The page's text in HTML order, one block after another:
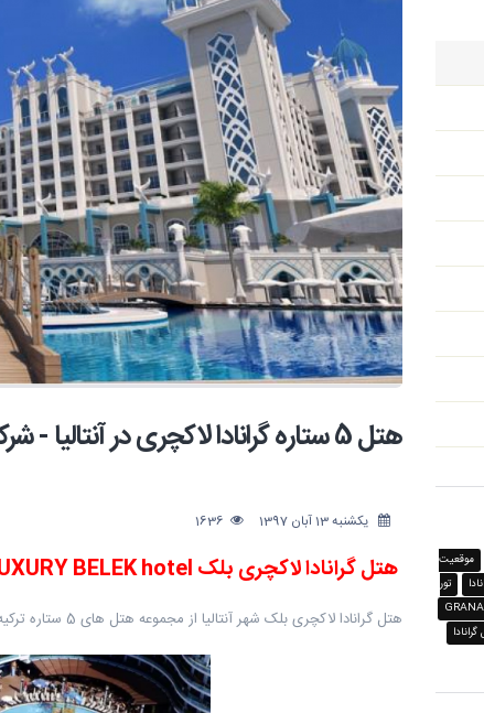
موقعیت
تور
هتل 5 ستاره گرانادا لاکچری در آنتالیا - شرکت هواپیمایی پاژسیر مجری تورهای اقساطی از مشهد
یکشنبه 13 آبان 1397
هتل گرانادا لاکچری بلک GRANADA LUXURY BELEK hotel
هتل گرانادا لاکچری بلک شهر آنتالیا از مجموعه هتل های 5 ستاره ترکیه